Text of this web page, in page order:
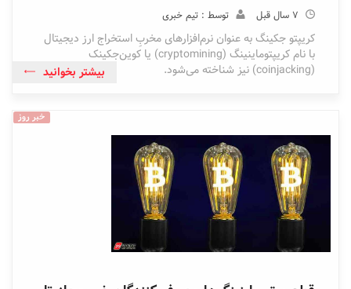
7 سال قبل توسط : تیم خبری
کریپتو جکینگ به عنوان نرم‌افزارهای مخربِ استخراج ارز دیجیتال
با نام کریپتوماینینگ (cryptomining) یا کوین‌جکینک
(coinjacking) نیز شناخته می‌شود.
بیشتر بخوانید
خبر روز